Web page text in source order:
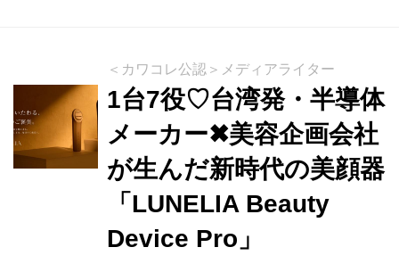
するのは、米国カリフォルニア州の
Beauty and Health Research, Inc.（ビ
ューティー＆ヘルスリサーチ社）。美
容医療でも注目される成分「グルタチ
オン」に着目し、その前駆体である N-
アセチルシステイン（NAC）を600mg
高配合 したサプリメントです。
＜カワコレ公認＞メディアライター
1台7役♡台湾発・半導体
メーカー✖美容企画会社
が生んだ新時代の美顔器
「LUNELIA Beauty
Device Pro」